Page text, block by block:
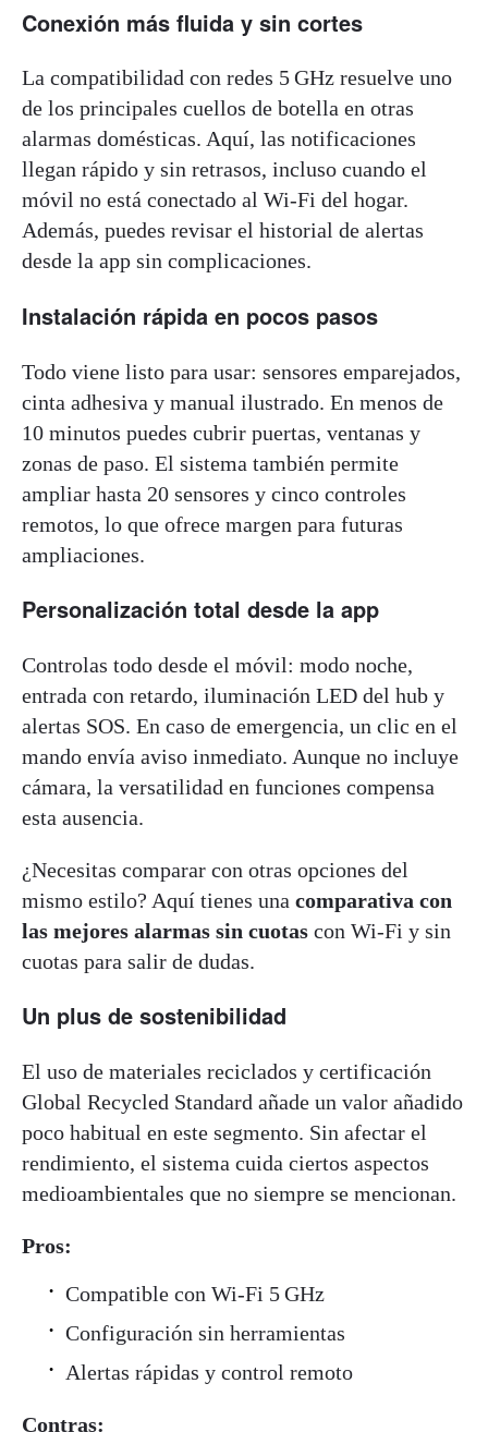
Conexión más fluida y sin cortes
La compatibilidad con redes 5 GHz resuelve uno
de los principales cuellos de botella en otras
alarmas domésticas. Aquí, las notificaciones
llegan rápido y sin retrasos, incluso cuando el
móvil no está conectado al Wi-Fi del hogar.
Además, puedes revisar el historial de alertas
desde la app sin complicaciones.
Instalación rápida en pocos pasos
Todo viene listo para usar: sensores emparejados,
cinta adhesiva y manual ilustrado. En menos de
10 minutos puedes cubrir puertas, ventanas y
zonas de paso. El sistema también permite
ampliar hasta 20 sensores y cinco controles
remotos, lo que ofrece margen para futuras
ampliaciones.
Personalización total desde la app
Controlas todo desde el móvil: modo noche,
entrada con retardo, iluminación LED del hub y
alertas SOS. En caso de emergencia, un clic en el
mando envía aviso inmediato. Aunque no incluye
cámara, la versatilidad en funciones compensa
esta ausencia.
¿Necesitas comparar con otras opciones del
mismo estilo? Aquí tienes una comparativa con
las mejores alarmas sin cuotas con Wi-Fi y sin
cuotas para salir de dudas.
Un plus de sostenibilidad
El uso de materiales reciclados y certificación
Global Recycled Standard añade un valor añadido
poco habitual en este segmento. Sin afectar el
rendimiento, el sistema cuida ciertos aspectos
medioambientales que no siempre se mencionan.
Pros:
Compatible con Wi-Fi 5 GHz
Configuración sin herramientas
Alertas rápidas y control remoto
Contras: